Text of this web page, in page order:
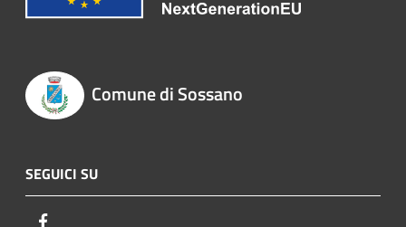
Comune di Sossano
SEGUICI SU